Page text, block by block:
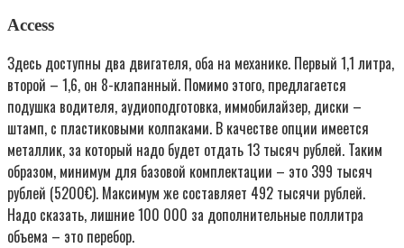
Access
Здесь доступны два двигателя, оба на механике. Первый 1,1 литра,
второй – 1,6, он 8-клапанный. Помимо этого, предлагается
подушка водителя, аудиоподготовка, иммобилайзер, диски –
штамп, с пластиковыми колпаками. В качестве опции имеется
металлик, за который надо будет отдать 13 тысяч рублей. Таким
образом, минимум для базовой комплектации – это 399 тысяч
рублей (5200€). Максимум же составляет 492 тысячи рублей.
Надо сказать, лишние 100 000 за дополнительные поллитра
объема – это перебор.